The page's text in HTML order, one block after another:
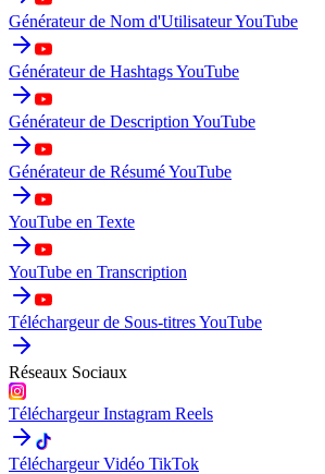
Générateur de Nom d'Utilisateur YouTube
Générateur de Hashtags YouTube
Générateur de Description YouTube
Générateur de Résumé YouTube
YouTube en Texte
YouTube en Transcription
Téléchargeur de Sous-titres YouTube
Réseaux Sociaux
Téléchargeur Instagram Reels
Téléchargeur Vidéo TikTok